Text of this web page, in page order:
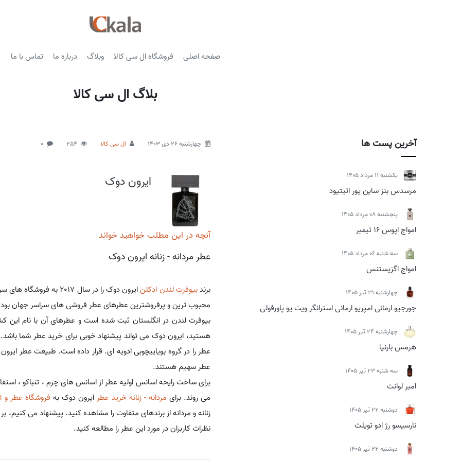
صفحه اصلی فروشگاه ال سی کالا وبلاگ درباره ما تماس با ما
بلاگ ال سی کالا
آخرین پست ها
يكشنبه 11 مرداد 1405
مرسدس بنز ساین یور اتیتیود
پنجشنبه 08 مرداد 1405
امواج اپوس 16 تیمبر
سه شنبه 06 مرداد 1405
امواج اگزیستنس
چهارشنبه 31 تیر 1405
جورجیو ارمانی امپریو ارمانی استرانگر ویت یو پاورفولی
چهارشنبه 24 تیر 1405
هرمس بارنیا
سه شنبه 23 تیر 1405
امبر لوانت
دوشنبه 22 تیر 1405
نارسیسو رژ ادو تویلت
دوشنبه 22 تیر 1405
چهارشنبه 26 دی 1403 ال سی کالا 254
0
ایرون دوک
آنچه در این مطلب خواهید خواند
عطر مردانه - زنانه ایرون دوک
برندبیوفرت لندن ادکلن
ایرون دوک را در سال
محبوب ترین و پرفروشترین عطرهای عطر فروشی های سراسر جهان
بیوفرت لندن در انگلستان ثبت شده است و عطرهای آن با نام این
عطر را در گروه بویاییچوبی ادویه ای. قرار داده است. طبیعت عطر
عطر سهیم هستند.
برای ساخت رایحه اسانس اولیه عطر از اسانس های چرم ، تنباکو ،
می روند. برای مردانه - زنانه خرید عطر ایرون دوک به فروشگاه عطر و
زنانه و مردانه از برندهای متفاوت را مشاهده کنید. پیشنهاد می کنیم،
نظرات کاربران در مورد این عطر را مطالعه کنید.